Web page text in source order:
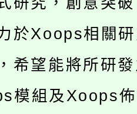
輔導、社會
名參加。
間理賠案件
審查程序及
才培育課程
學年度第
師甄選結果(
融保險知識
於Xoops相關
希望能將所研
模組及Xoops